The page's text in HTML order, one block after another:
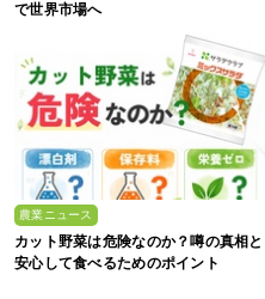
で世界市場へ
農業ニュース
カット野菜は危険なのか？噂の真相と
安心して食べるためのポイント